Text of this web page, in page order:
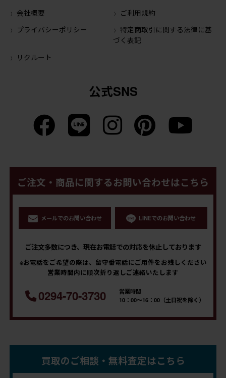
会社概要
ご利用規約
プライバシーポリシー
特定商取引に関する法律に基
づく表記
リクルート
公式SNS
ご注文・商品に関するお問い合わせはこちら
メールでのお問い合わせ LINEでのお問い合わせ
ご注文多数につき、現在お電話での対応を休止しております
※お電話をご希望の際は、留守番電話にご用件をお残しください
営業時間内に順次折り返しご連絡いたします
0294-70-3730
営業時間
10：00～16：00（土日祝を除く）
買取のご相談・無料査定はこちら